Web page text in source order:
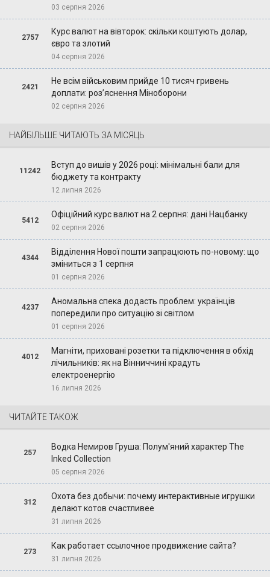
03 серпня 2026
2757
Курс валют на вівторок: скільки коштують долар,
євро та злотий
04 серпня 2026
2421
Не всім військовим прийде 10 тисяч гривень
доплати: роз’яснення Міноборони
02 серпня 2026
НАЙБІЛЬШЕ ЧИТАЮТЬ ЗА МІСЯЦЬ
11242
Вступ до вишів у 2026 році: мінімальні бали для
бюджету та контракту
12 липня 2026
5412
Офіційний курс валют на 2 серпня: дані Нацбанку
02 серпня 2026
4344
Відділення Нової пошти запрацюють по-новому: що
зміниться з 1 серпня
01 серпня 2026
4237
Аномальна спека додасть проблем: українців
попередили про ситуацію зі світлом
01 серпня 2026
4012
Магніти, приховані розетки та підключення в обхід
лічильників: як на Вінниччині крадуть
електроенергію
16 липня 2026
ЧИТАЙТЕ ТАКОЖ
257
Водка Немиров Груша: Полум'яний характер The
Inked Collection
05 серпня 2026
312
Охота без добычи: почему интерактивные игрушки
делают котов счастливее
31 липня 2026
273
Как работает ссылочное продвижение сайта?
31 липня 2026